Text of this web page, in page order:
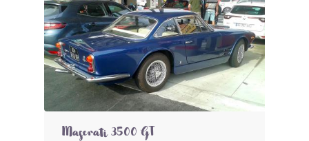
Maserati 3500 GT